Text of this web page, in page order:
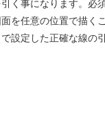
く事になります。必
を任意の位置で描く
設定した正確な線の